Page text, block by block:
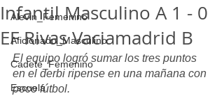
Alevin_Femenino
Aficionado_Masculino
Cadete_Femenino
Escuela
Infantil Masculino A 1 - 0
EF Rivas Vaciamadrid B
El equipo logró sumar los tres puntos
en el derbi ripense en una mañana con
poco fútbol.